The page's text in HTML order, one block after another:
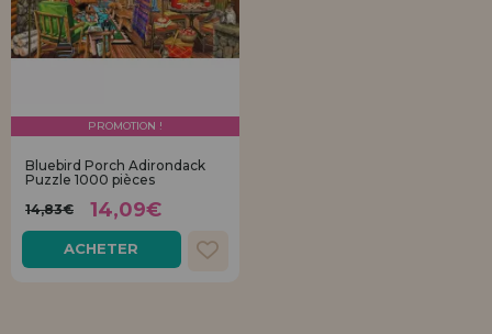
PROMOTION !
Bluebird Porch Adirondack
Puzzle 1000 pièces
14,83€
14,09€
ACHETER